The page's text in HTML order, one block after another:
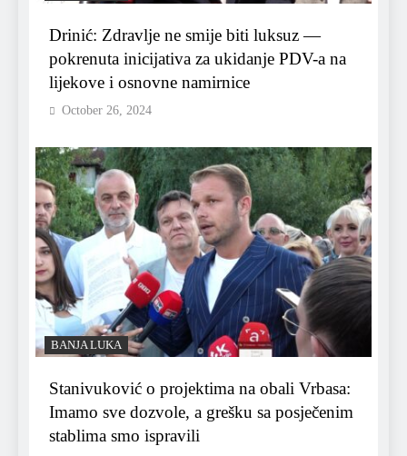
Drinić: Zdravlje ne smije biti luksuz —
pokrenuta inicijativa za ukidanje PDV-a na
lijekove i osnovne namirnice
October 26, 2024
BANJA LUKA
Stanivuković o projektima na obali Vrbasa:
Imamo sve dozvole, a grešku sa posječenim
stablima smo ispravili